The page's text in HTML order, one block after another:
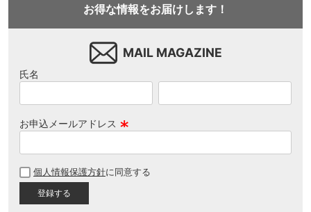
お得な情報をお届けします！
MAIL MAGAZINE
氏名
お申込メールアドレス
須
個人情報保護方針に同意する